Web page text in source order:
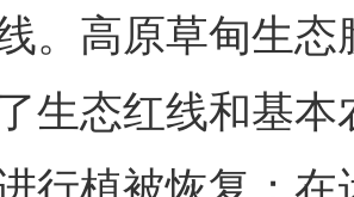
。高原草甸生
生态红线和基